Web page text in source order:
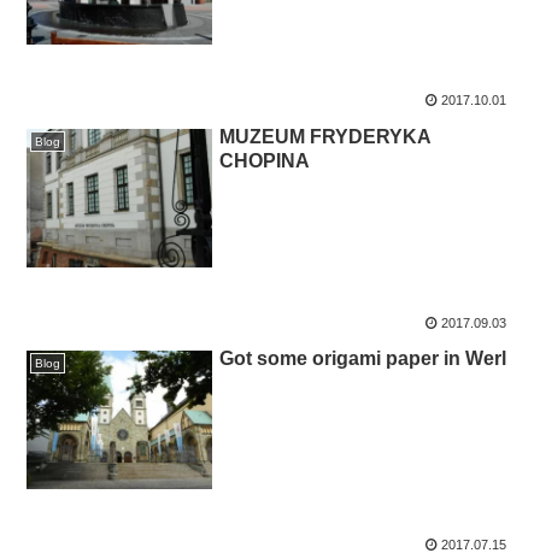
2017.10.01
Blog
MUZEUM FRYDERYKA
CHOPINA
2017.09.03
Blog Got some origami paper in Werl
2017.07.15